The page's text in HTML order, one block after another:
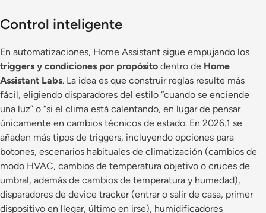
Control inteligente
En automatizaciones, Home Assistant sigue empujando los
triggers y condiciones por propósito dentro de Home
Assistant Labs. La idea es que construir reglas resulte más
fácil, eligiendo disparadores del estilo “cuando se enciende
una luz” o “si el clima está calentando, en lugar de pensar
únicamente en cambios técnicos de estado. En 2026.1 se
añaden más tipos de triggers, incluyendo opciones para
botones, escenarios habituales de climatización (cambios de
modo HVAC, cambios de temperatura objetivo o cruces de
umbral, además de cambios de temperatura y humedad),
disparadores de device tracker (entrar o salir de casa, primer
dispositivo en llegar, último en irse), humidificadores